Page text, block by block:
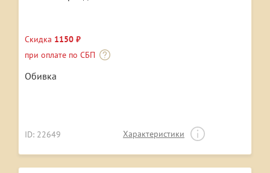
Скидка 1150 ₽
при оплате по СБП
Обивка
ID: 22649 Характеристики